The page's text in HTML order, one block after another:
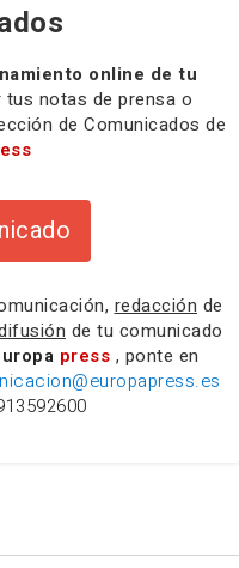
online de tu
tus notas de prensa o
de Comunicados de
redacción de
de tu comunicado
press , ponte en